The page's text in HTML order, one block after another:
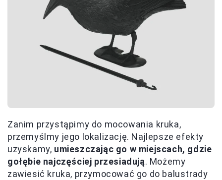
Zanim przystąpimy do mocowania kruka,
przemyślmy jego lokalizację. Najlepsze efekty
uzyskamy, umieszczając go w miejscach, gdzie
gołębie najczęściej przesiadują. Możemy
zawiesić kruka, przymocować go do balustrady